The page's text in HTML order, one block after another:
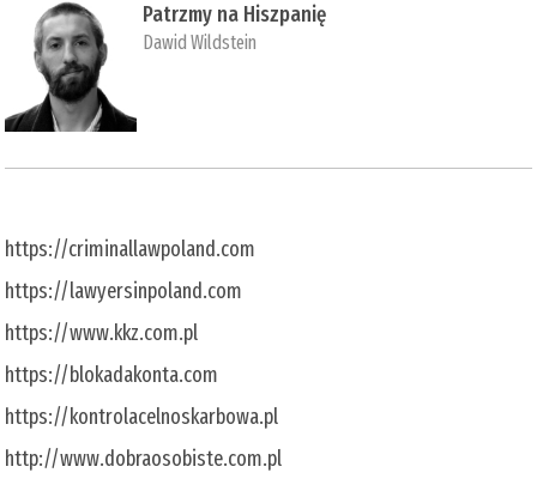
Patrzmy na Hiszpanię
Dawid Wildstein
https://criminallawpoland.com
https://lawyersinpoland.com
https://www.kkz.com.pl
https://blokadakonta.com
https://kontrolacelnoskarbowa.pl
http://www.dobraosobiste.com.pl